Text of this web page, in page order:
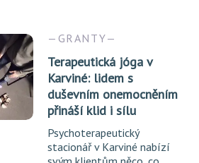
GRANTY
Terapeutická jóga v
Karviné: lidem s
duševním onemocněním
přináší klid i sílu
Psychoterapeutický
stacionář v Karviné nabízí